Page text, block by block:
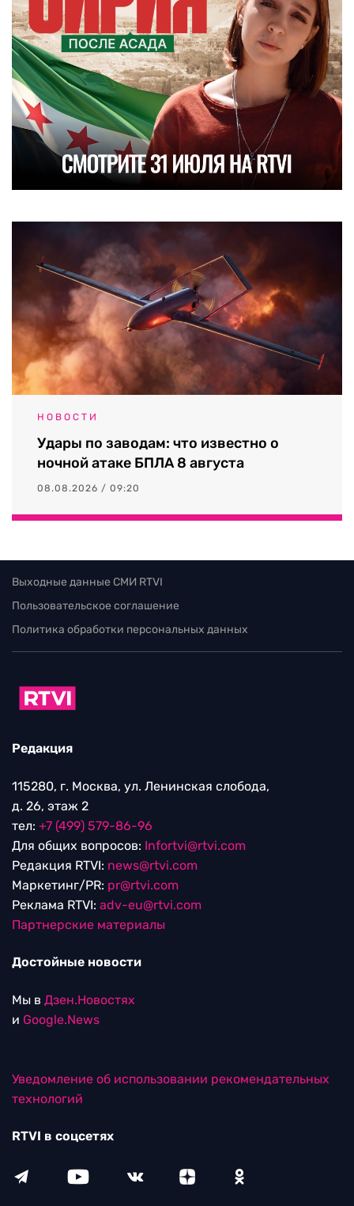
НОВОСТИ
Удары по заводам: что известно о
ночной атаке БПЛА 8 августа
08.08.2026 / 09:20
Выходные данные СМИ RTVI
Пользовательское соглашение
Политика обработки персональных данных
Редакция
115280, г. Москва, ул. Ленинская слобода,
д. 26, этаж 2
тел: +7 (499) 579-86-96
Для общих вопросов: Infortvi@rtvi.com
Редакция RTVI: news@rtvi.com
Маркетинг/PR: pr@rtvi.com
Реклама RTVI: adv-eu@rtvi.com
Партнерские материалы
Достойные новости
Мы в Дзен.Новостях
и Google.News
Уведомление об использовании рекомендательных
технологий
RTVI в соцсетях